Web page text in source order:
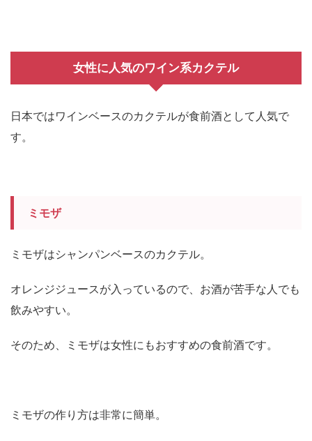
女性に人気のワイン系カクテル
日本ではワインベースのカクテルが食前酒として人気で
す。
ミモザ
ミモザはシャンパンベースのカクテル。
オレンジジュースが入っているので、お酒が苦手な人でも
飲みやすい。
そのため、ミモザは女性にもおすすめの食前酒です。
ミモザの作り方は非常に簡単。